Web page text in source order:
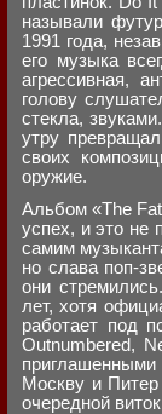
называли
1991 года,
его музыка
агрессивная,
голову
стекла,
утру
своих
оружие.
Альбом «The
успех, и это не
самим
но слава поп-
они
лет, хотя
работает под
Outnumbered,
Москву и
очередной